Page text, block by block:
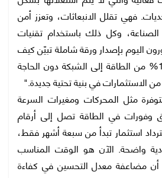
فهي تقلل الانبعاثات، وتعزز أمن
وكل ذلك باستخدام تقنيات
اليوم بإصدار ورقة شاملة تبيّن كيف
يمكننا إعادة أكثر من 10% من الطاقة إلى الشبكة دون الحاجة
من الاستثمارات في بنية تحتية جديدة."
مثل المحركات ومغيرات السرعة
وفورات في الطاقة تصل إلى أرقام
استثمار تبدأ من سبعة أشهر فقط،
واضحة. الآن هو الوقت المناسب
أن مضاعفة معدل التحسين في كفاءة